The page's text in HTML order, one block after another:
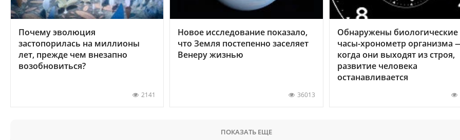
Почему эволюция
застопорилась на миллионы
лет, прежде чем внезапно
возобновиться?
2141
Новое исследование показало,
что Земля постепенно заселяет
Венеру жизнью
36013
Обнаружены биологические
часы-хронометр организма
когда они выходят из строя,
развитие человека
останавливается
ПОКАЗАТЬ ЕЩЕ